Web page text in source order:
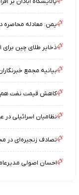
یمن: معادله محاصره
ذخایر طلای چین برای ۲۱ ماه پیاپی افزایش یافت
بیانیه مجمع
کاهش قیمت نفت
نظامیان اسرائیلی
تصادف زنجیره‌ای در محور سلماس
احسان اصولی